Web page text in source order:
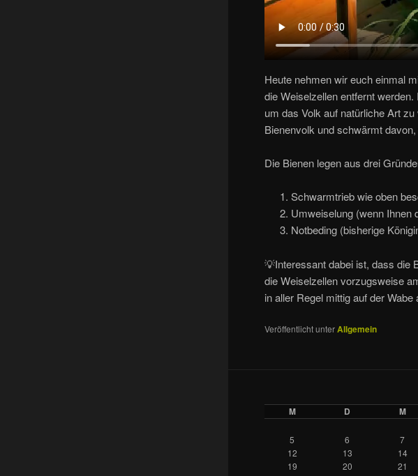
Heute nehmen wir euch einmal
die Weiselzellen entfernt
um das Volk auf natürliche Art
Bienenvolk und schwärmt
Die Bienen legen aus drei
Schwarmtrieb wie oben
Umweiselung (wenn Ihnen
Notbeding (bisherige
💡Interessant dabei ist, dass die
die Weiselzellen vorzugsweise
in aller Regel mittig auf der Wabe
Veröffentlicht unter Allgemein
M D M
5
6 7
12
13 14
19
20 21